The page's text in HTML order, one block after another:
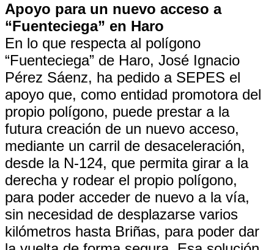
Apoyo para un nuevo acceso a
“Fuenteciega” en Haro
En lo que respecta al polígono
“Fuenteciega” de Haro, José Ignacio
Pérez Sáenz, ha pedido a SEPES el
apoyo que, como entidad promotora del
propio polígono, puede prestar a la
futura creación de un nuevo acceso,
mediante un carril de desaceleración,
desde la N-124, que permita girar a la
derecha y rodear el propio polígono,
para poder acceder de nuevo a la vía,
sin necesidad de desplazarse varios
kilómetros hasta Briñas, para poder dar